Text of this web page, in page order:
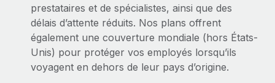
prestataires et de spécialistes, ainsi que des
délais d’attente réduits. Nos plans offrent
également une couverture mondiale (hors États-
Unis) pour protéger vos employés lorsqu’ils
voyagent en dehors de leur pays d’origine.